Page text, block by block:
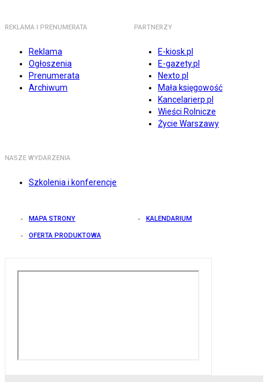
REKLAMA I PRENUMERATA
Reklama
Ogłoszenia
Prenumerata
Archiwum
PARTNERZY
E-kiosk.pl
E-gazety.pl
Nexto.pl
Mała księgowość
Kancelarierp.pl
Wieści Rolnicze
Życie Warszawy
NASZE WYDARZENIA
Szkolenia i konferencje
MAPA STRONY KALENDARIUM
OFERTA PRODUKTOWA